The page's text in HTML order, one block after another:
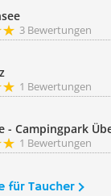
3 Bewertungen
1 Bewertungen
- Campingpark
1 Bewertungen
für Taucher